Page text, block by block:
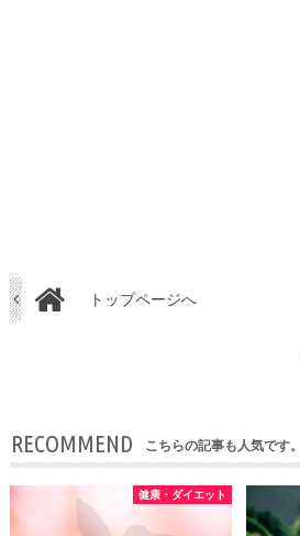
トップページへ
RECOMMEND こちらの記事も人気です。
健康・ダイエット